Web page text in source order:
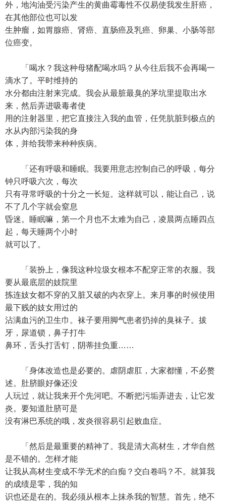
外，地沟油受污染产生的黄曲霉毒性不仅易使我发生肝癌，
在其他部位也可以发
生肿瘤，如胃腺癌、肾癌、直肠癌及乳癌、卵巢、小肠等部
位癌变。
「喝水？我这种母猪配喝水吗？从今往后我不会再喝一
滴水了。平时维持的
水分都由注射来完成。我会从最脏最臭的茅坑里提取出水
来，然后弄进吸毒者使
用的注射器里，把它直接注入我的血管，任凭肮脏到极点的
水从内部污染我的身
体，并给我带来种种疾病。
「还有呼吸和睡眠。我要用意志控制自己的呼吸，每分
钟只呼吸六次，每次
只有寻常呼吸的十分之一长短。这样就可以，能让自己，说
不了几个字就会窒息
昏迷。睡眠嘛，第一个月也不太难为自己，凌晨两点睡四点
起，每天睡两个小时
就可以了。
「装扮上，像我这种垃圾女根本不配穿正常的衣服。我
要从最底层的妓院里
拣连妓女都不穿的又脏又破的内衣穿上。来月事的时候使用
最下贱的妓女用过的
沾满血污的卫生巾。袜子要用脚气患者扔掉的臭袜子。拔
牙，尿道锁，鼻子打牛
鼻环，舌头打舌钉，阴蒂挂负重……
「身体改造也是必要的。虐阴虐肛，大家都懂，不必赘
述。肚脐眼好像还没
人玩过，就让我来开个先河吧。不断把污垢弄进去，让它发
炎。要知道肚脐可是
没有淋巴系统的哦，发炎很容易引起败血症。
「然后是最重要的精神了。我是清大高材生，才华自然
是不错的。怎样才能
让我从高材生变成不学无术的白痴？交白卷吗？不。就算我
的成绩是零，我的知
识也还是在的。我必须从根本上抹杀我的智慧。首先，绝不